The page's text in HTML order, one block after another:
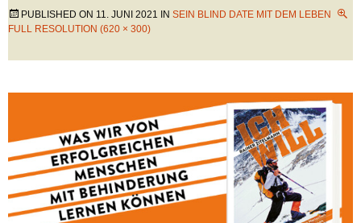
PUBLISHED ON 11. JUNI 2021 IN SEIN BLIND DATE MIT DEM LEBEN
FULL RESOLUTION (620 × 300)